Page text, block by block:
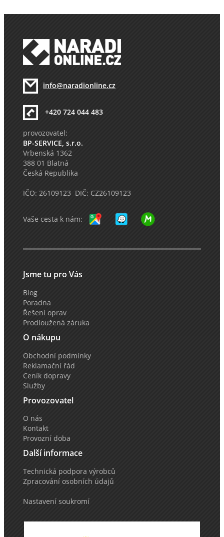
info@naradionline.cz
+420 724 044 483
provozovatel:
BP-SERVICE, s.r.o.
Vrbenská 1362
388 01 Blatná
Česká Republika
IČO: 26109123 DIČ: CZ26109123
Vaše cesta k nám:
Jsme tu pro Vás
Blog
Poradna
Řešení oprav
Prodloužená záruka
O nákupu
Obchodní podmínky
Reklamační řád
Ceník dopravy
Služby
Provozovatel
O nás
Kontakt
Provozní doba
Další informace
Technická podpora výrobců
Zpracování osobních údajů
Nastavení soukromí